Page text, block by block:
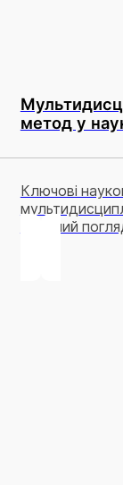
метод у
Ключові
Ширший